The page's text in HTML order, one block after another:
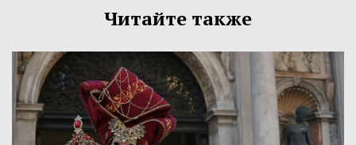
Читайте также